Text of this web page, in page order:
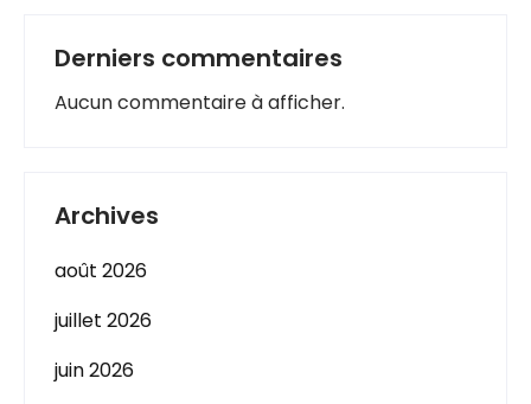
Derniers commentaires
Aucun commentaire à afficher.
Archives
août 2026
juillet 2026
juin 2026